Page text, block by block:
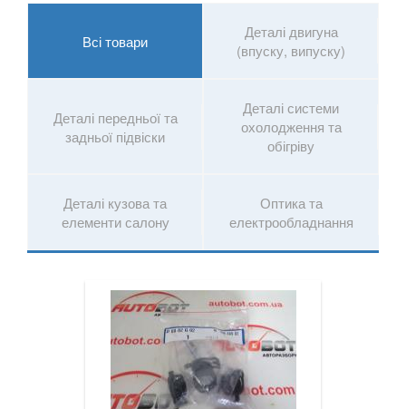
Всі товари
Деталі двигуна
(впуску, випуску)
Деталі передньої та
задньої підвіски
Деталі системи
охолодження та
обігріву
Деталі кузова та
елементи салону
Оптика та
електрообладнання